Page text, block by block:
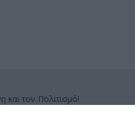
και τον Πολιτισμό!